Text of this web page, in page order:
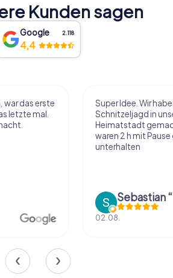
Kunden sagen
Google 2.118
4,4
war das erste
letzte mal.
Super Idee. Wir
Schnitzeljagd in
Heimatstadt
waren 2 h mit
unterhalten
02.08.